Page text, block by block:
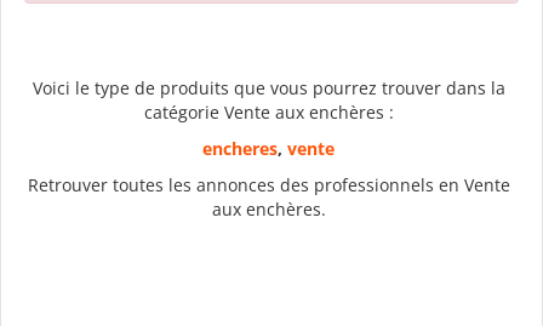
Voici le type de produits que vous pourrez trouver dans la
catégorie Vente aux enchères :
encheres,vente
Retrouver toutes les annonces des professionnels en Vente
aux enchères.